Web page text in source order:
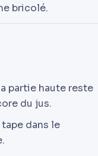
bricolé.
partie haute reste
du jus.
dans le